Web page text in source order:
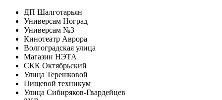
ДП Шалготарьян
Универсам Ноград
Универсам №3
Кинотеатр Аврора
Волгоградская улица
Магазин НЭТА
СКК Октябрьский
Улица Терешковой
Пищевой техникум
Улица Сибиряков-Гвардейцев